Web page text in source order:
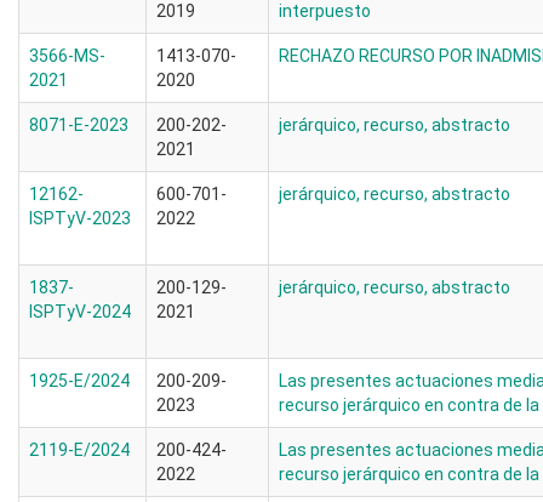
2019
interpuesto
3566-MS-
2021
1413-070-
2020
RECHAZO RECURSO POR
8071-E-2023
200-202-
2021
jerárquico, recurso, abstracto
12162-
ISPTyV-2023
600-701-
2022
jerárquico, recurso, abstracto
1837-
ISPTyV-2024
200-129-
2021
jerárquico, recurso, abstracto
1925-E/2024
200-209-
2023
Las presentes actuaciones
recurso jerárquico en contra de
2119-E/2024
200-424-
2022
Las presentes actuaciones
recurso jerárquico en contra de